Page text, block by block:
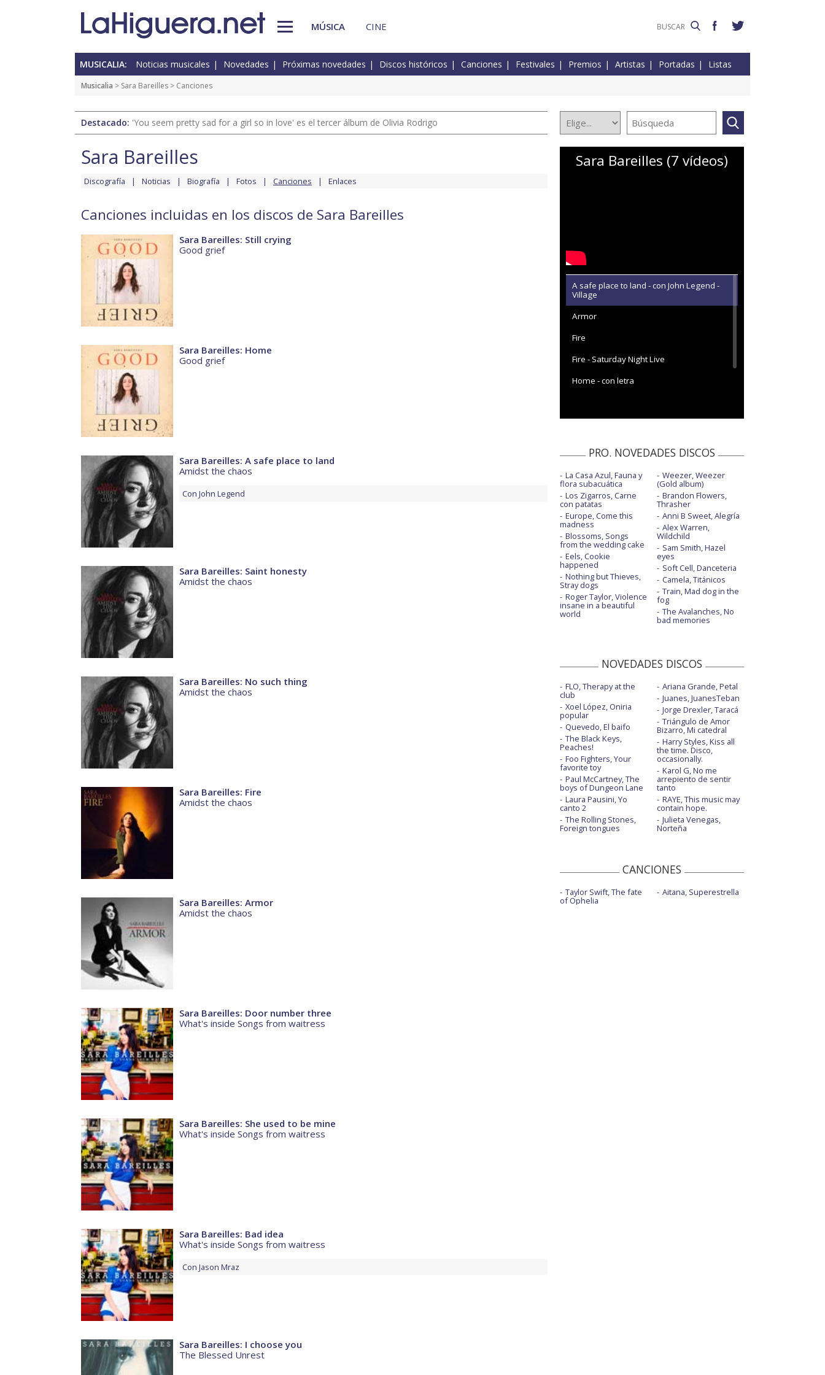
MÚSICA CINE
MUSICALIA: Noticias musicales Novedades Próximas novedades Discos históricos Canciones Festivales Premios Artistas Portadas Listas
Musicalia > Sara Bareilles > Canciones
Destacado: 'You seem pretty sad for a girl so in love' es el tercer álbum de Olivia Rodrigo
Sara Bareilles
Discografía Noticias Biografía Fotos Canciones Enlaces
Canciones incluidas en los discos de Sara Bareilles
Sara Bareilles: Still crying
Good grief
Sara Bareilles: Home
Good grief
Sara Bareilles: A safe place to land
Amidst the chaos
Con John Legend
Sara Bareilles: Saint honesty
Amidst the chaos
Sara Bareilles: No such thing
Amidst the chaos
Sara Bareilles: Fire
Amidst the chaos
Sara Bareilles: Armor
Amidst the chaos
Sara Bareilles: Door number three
What's inside Songs from waitress
Sara Bareilles: She used to be mine
What's inside Songs from waitress
Sara Bareilles: Bad idea
What's inside Songs from waitress
Con Jason Mraz
Sara Bareilles: I choose you
The Blessed Unrest
Sara Bareilles (7 vídeos)
A safe place to land - con John Legend -
Village
Armor
Fire
Fire - Saturday Night Live
Home - con letra
PRO. NOVEDADES DISCOS
La Casa Azul, Fauna y
flora subacuática
Los Zigarros, Carne
con patatas
Europe, Come this
madness
Blossoms, Songs
from the wedding cake
Eels, Cookie
happened
Nothing but Thieves,
Stray dogs
Roger Taylor, Violence
insane in a beautiful
world
Weezer, Weezer
(Gold album)
Brandon Flowers,
Thrasher
Anni B Sweet, Alegría
Alex Warren,
Wildchild
Sam Smith, Hazel
eyes
Soft Cell, Danceteria
Camela, Titánicos
Train, Mad dog in the
fog
The Avalanches, No
bad memories
NOVEDADES DISCOS
FLO, Therapy at the
club
Xoel López, Oniria
popular
Quevedo, El baifo
The Black Keys,
Peaches!
Foo Fighters, Your
favorite toy
Paul McCartney, The
boys of Dungeon Lane
Laura Pausini, Yo
canto 2
The Rolling Stones,
Foreign tongues
Ariana Grande, Petal
Juanes, JuanesTeban
Jorge Drexler, Taracá
Triángulo de Amor
Bizarro, Mi catedral
Harry Styles, Kiss all
the time. Disco,
occasionally.
Karol G, No me
arrepiento de sentir
tanto
RAYE, This music may
contain hope.
Julieta Venegas,
Norteña
CANCIONES
Taylor Swift, The fate
of Ophelia
Aitana, Superestrella